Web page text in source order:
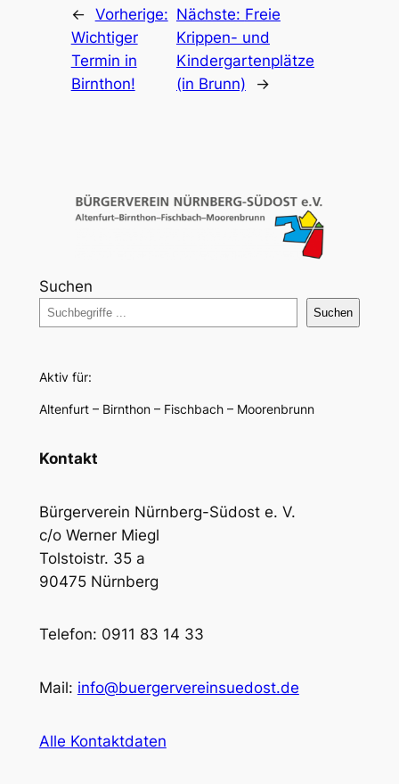
← Vorherige:
Wichtiger
Termin in
Birnthon!
Nächste: Freie
Krippen- und
Kindergartenplätze
(in Brunn)
→
Suchen
Suchen
Aktiv für:
Altenfurt – Birnthon – Fischbach – Moorenbrunn
Kontakt
Bürgerverein Nürnberg-Südost e. V.
c/o Werner Miegl
Tolstoistr. 35 a
90475 Nürnberg
Telefon: 0911 83 14 33
Mail: info@buergervereinsuedost.de
Alle Kontaktdaten